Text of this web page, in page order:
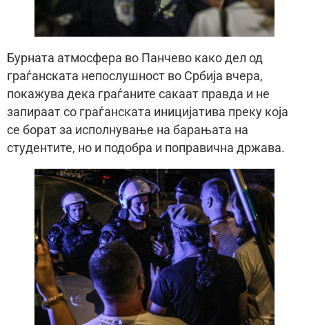
Бурната атмосфера во Панчево како дел од
граѓанската непослушност во Србија вчера,
покажува дека граѓаните сакаат правда и не
запираат со граѓанската иницијатива преку која
се борат за исполнување на барањата на
студентите, но и подобра и поправична држава.